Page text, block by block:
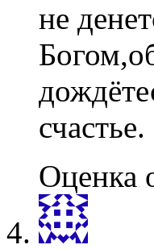
не
счастье.
Оценка